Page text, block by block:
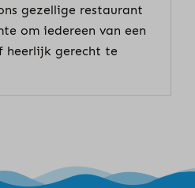
gezellige restaurant
om iedereen van een
heerlijk gerecht te